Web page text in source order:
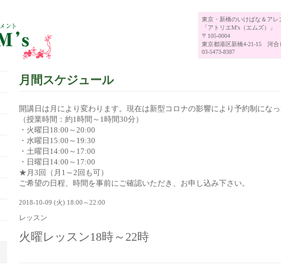
東京・新橋のいけばな＆アレ
「アトリエM's（エムズ）」
〒105-0004
東京都港区新橋4-21-15 河合
03-5473-8387
月間スケジュール
開講日は月により変わります。現在は新型コロナの影響により予約制になっ
（授業時間：約1時間～1時間30分）
・火曜日18:00～20:00
・水曜日15:00～19:30
・土曜日14:00～17:00
・日曜日14:00～17:00
★月3回（月1～2回も可）
ご希望の日程、時間を事前にご確認いただき、お申し込み下さい。
2018-10-09 (火) 18:00～22:00
レッスン
火曜レッスン18時～22時